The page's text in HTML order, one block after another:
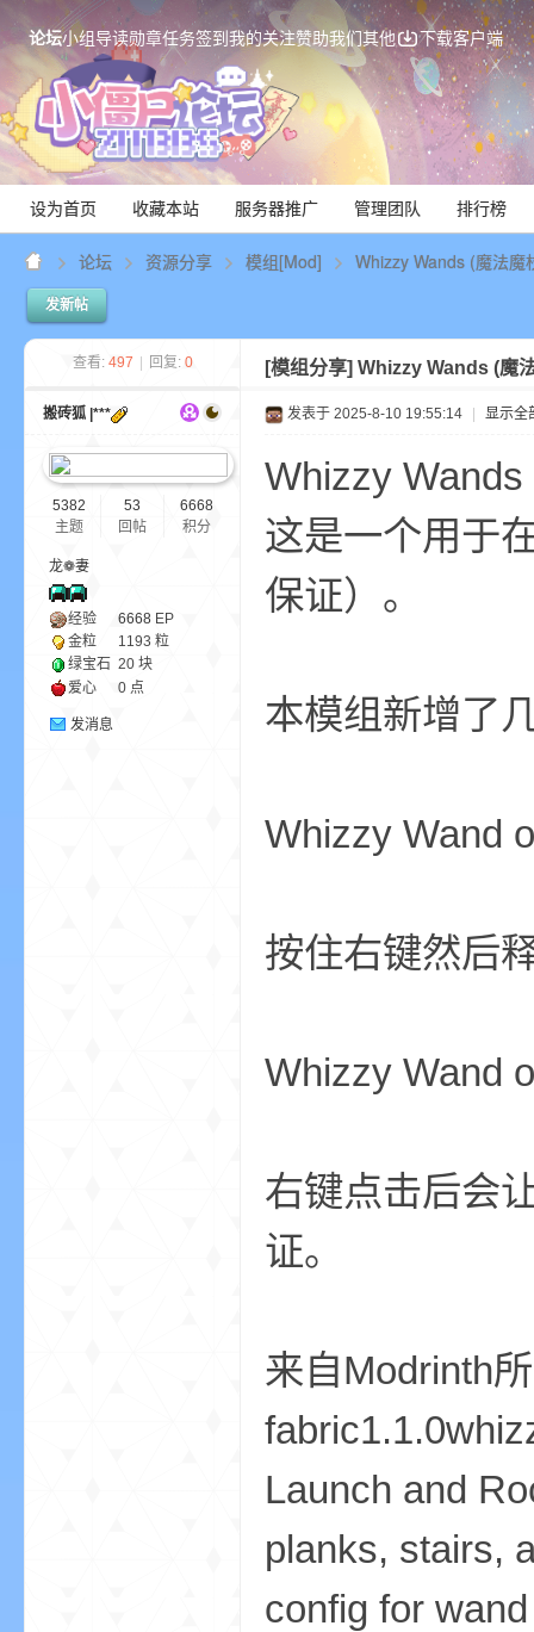
论坛小组导读勋章任务签到我的关注赞助我们其他 下载客户端
设为首页 收藏本站 服务器推广 管理团队 排行榜
论坛 资源分享 模组[Mod] Whizzy Wands (魔法魔
发新帖
查看: 497 回复: 0 [模组分享] Whizzy Wands (魔
搬砖狐 |***
5382
主题
53
回帖
6668
积分
龙❁妻
经验 6668 EP
金粒
1193 粒
绿宝石 20 块
爱心
0 点
发消息
发表于 2025-8-10 19:55:14 显示全
Whizzy
这是一个用于
保证）。
本模组新增了
Whizzy Wand
按住右键然后
Whizzy Wand
右键点击后会
证。
来自Modrinth
Launch and
planks, stairs,
config for